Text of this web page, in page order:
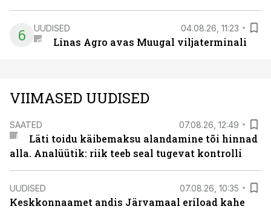
6 UUDISED 04.08.26, 11:23
Linas Agro avas Muugal viljaterminali
VIIMASED UUDISED
SAATED 07.08.26, 12:49
Läti toidu käibemaksu alandamine tõi hinnad
alla. Analüütik: riik teeb seal tugevat kontrolli
UUDISED 07.08.26, 10:35
Keskkonnaamet andis Järvamaal eriload kahe